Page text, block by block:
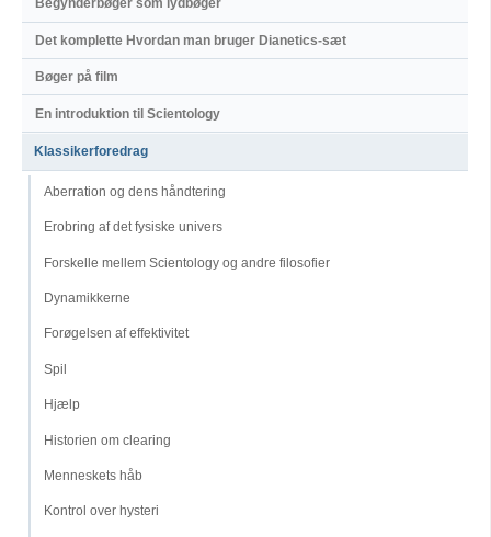
Begynderbøger som lydbøger
Det komplette Hvordan man bruger Dianetics-sæt
Bøger på film
En introduktion til Scientology
Klassikerforedrag
Aberration og dens håndtering
Erobring af det fysiske univers
Forskelle mellem Scientology og andre filosofier
Dynamikkerne
Forøgelsen af effektivitet
Spil
Hjælp
Historien om clearing
Menneskets håb
Kontrol over hysteri